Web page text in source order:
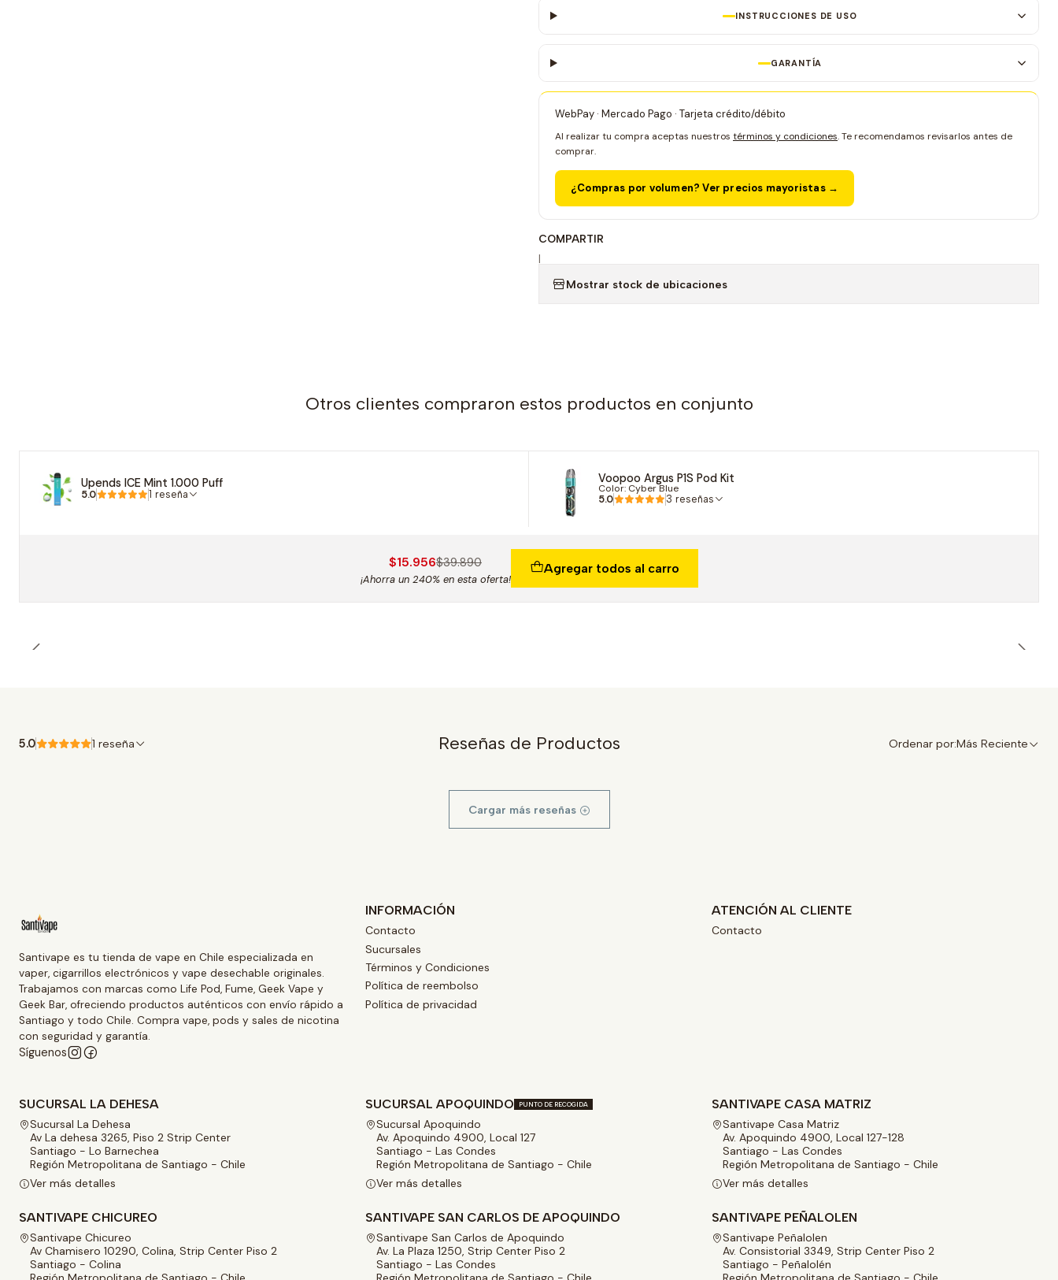
INSTRUCCIONES DE USO
GARANTÍA
WebPay · Mercado Pago · Tarjeta crédito/débito
Al realizar tu compra aceptas nuestros términos y condiciones. Te recomendamos revisarlos antes de
comprar.
¿Compras por volumen? Ver precios mayoristas →
COMPARTIR
|
Mostrar stock de ubicaciones
Otros clientes compraron estos productos en conjunto
Upends ICE Mint 1.000 Puff
5.0 1 reseña
Voopoo Argus P1S Pod Kit
Color: Cyber Blue
5.0 3 reseñas
$15.956$39.890
¡Ahorra un 240% en esta oferta!
Agregar todos al carro
Reseñas de Productos
5.0 1 reseña Ordenar por:Más Reciente
Cargar más reseñas
Santivape es tu tienda de vape en Chile especializada en
vaper, cigarrillos electrónicos y vape desechable originales.
Trabajamos con marcas como Life Pod, Fume, Geek Vape y
Geek Bar, ofreciendo productos auténticos con envío rápido a
Santiago y todo Chile. Compra vape, pods y sales de nicotina
con seguridad y garantía.
Síguenos
INFORMACIÓN
Contacto
Sucursales
Términos y Condiciones
Política de reembolso
Política de privacidad
ATENCIÓN AL CLIENTE
Contacto
SUCURSAL LA DEHESA
Sucursal La Dehesa
Av La dehesa 3265, Piso 2 Strip Center
Santiago - Lo Barnechea
Región Metropolitana de Santiago - Chile
Ver más detalles
SUCURSAL APOQUINDO PUNTO DE RECOGIDA
Sucursal Apoquindo
Av. Apoquindo 4900, Local 127
Santiago - Las Condes
Región Metropolitana de Santiago - Chile
Ver más detalles
SANTIVAPE CASA MATRIZ
Santivape Casa Matriz
Av. Apoquindo 4900, Local 127-128
Santiago - Las Condes
Región Metropolitana de Santiago - Chile
Ver más detalles
SANTIVAPE CHICUREO
Santivape Chicureo
Av Chamisero 10290, Colina, Strip Center Piso 2
Santiago - Colina
SANTIVAPE SAN CARLOS DE APOQUINDO
Santivape San Carlos de Apoquindo
Av. La Plaza 1250, Strip Center Piso 2
Santiago - Las Condes
SANTIVAPE PEÑALOLEN
Santivape Peñalolen
Av. Consistorial 3349, Strip Center Piso 2
Santiago - Peñalolén